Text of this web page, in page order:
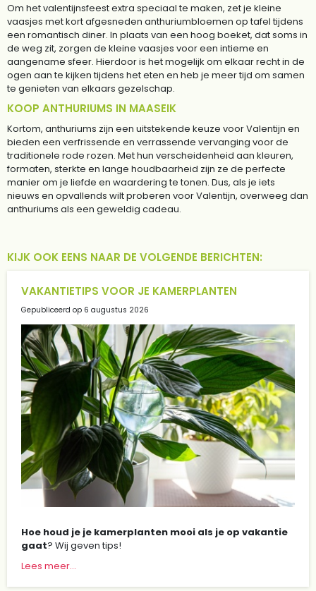
Om het valentijnsfeest extra speciaal te maken, zet je kleine
vaasjes met kort afgesneden anthuriumbloemen op tafel tijdens
een romantisch diner. In plaats van een hoog boeket, dat soms in
de weg zit, zorgen de kleine vaasjes voor een intieme en
aangename sfeer. Hierdoor is het mogelijk om elkaar recht in de
ogen aan te kijken tijdens het eten en heb je meer tijd om samen
te genieten van elkaars gezelschap.
KOOP ANTHURIUMS IN MAASEIK
Kortom, anthuriums zijn een uitstekende keuze voor Valentijn en
bieden een verfrissende en verrassende vervanging voor de
traditionele rode rozen. Met hun verscheidenheid aan kleuren,
formaten, sterkte en lange houdbaarheid zijn ze de perfecte
manier om je liefde en waardering te tonen. Dus, als je iets
nieuws en opvallends wilt proberen voor Valentijn, overweeg dan
anthuriums als een geweldig cadeau.
KIJK OOK EENS NAAR DE VOLGENDE BERICHTEN:
VAKANTIETIPS VOOR JE KAMERPLANTEN
Gepubliceerd op 6 augustus 2026
Hoe houd je je kamerplanten mooi als je op vakantie
gaat? Wij geven tips!
Lees meer...